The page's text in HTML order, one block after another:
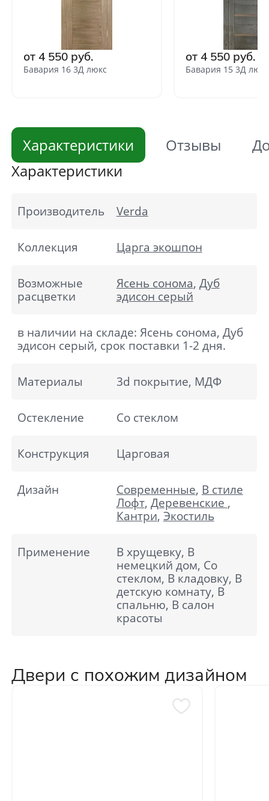
от 4 550 руб.
Бавария 16 3Д люкс
от 4 550 руб.
Бавария 15 3Д люкс
Характеристики Отзывы
Характеристики
Производитель Verda
Коллекция Царга экошпон
Возможные
расцветки
Ясень сонома, Дуб
эдисон серый
в наличии на складе: Ясень сонома, Дуб
эдисон серый, срок поставки 1-2 дня.
Материалы 3d покрытие, МДФ
Остекление Со стеклом
Конструкция Царговая
Дизайн Современные, В стиле
Лофт, Деревенские ,
Кантри, Экостиль
Применение
В хрущевку, В
немецкий дом, Со
стеклом, В кладовку, В
детскую комнату, В
спальню, В салон
красоты
Двери с похожим дизайном